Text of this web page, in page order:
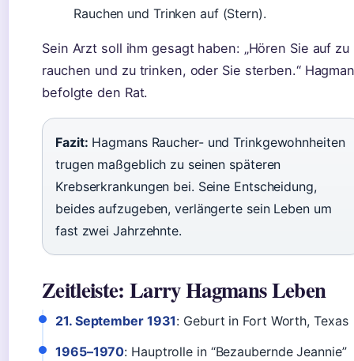
Rauchen und Trinken auf (Stern).
Sein Arzt soll ihm gesagt haben: „Hören Sie auf zu
rauchen und zu trinken, oder Sie sterben.“
befolgte den Rat.
Fazit: Hagmans Raucher- und Trinkgewohnheiten
trugen maßgeblich zu seinen späteren
Krebserkrankungen bei. Seine Entscheidung,
beides aufzugeben, verlängerte sein Leben um
fast zwei Jahrzehnte.
Zeitleiste: Larry Hagmans Leben
21. September 1931: Geburt in Fort Worth, Texas
1965–1970: Hauptrolle in “Bezaubernde Jeannie”